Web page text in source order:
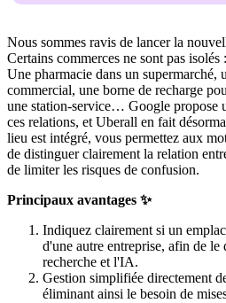
Nous sommes ravis de lancer la
Certains commerces ne sont pas isolés
Une pharmacie dans un supermarché,
commercial, une borne de recharge
une station-service… Google propose
ces relations, et Uberall en fait
lieu est intégré, vous permettez aux
de distinguer clairement la relation
de limiter les risques de confusion.
Principaux avantages ✨
Indiquez clairement si un
d'une autre entreprise, afin de
recherche et l'IA.
Gestion simplifiée directement
éliminant ainsi le besoin de